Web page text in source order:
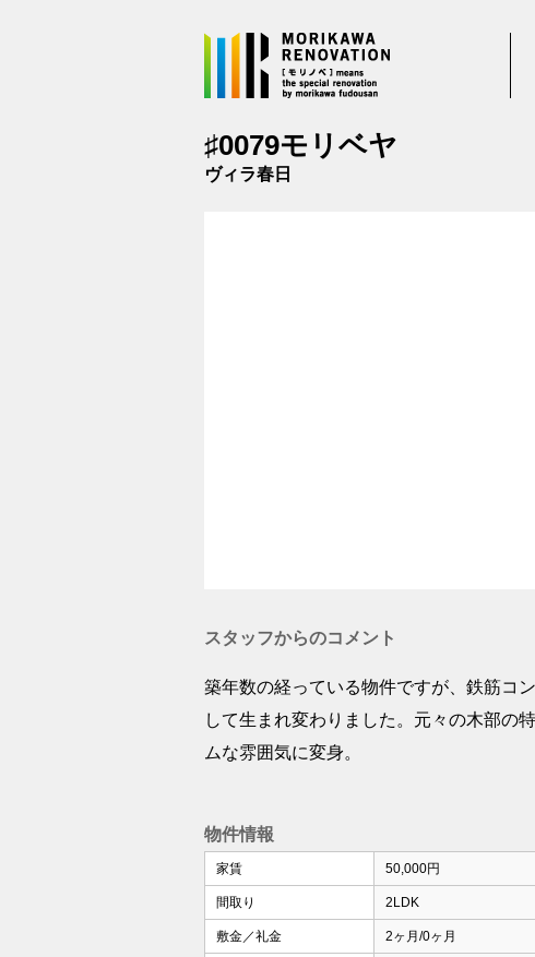
♯0079モリベヤ
ヴィラ春日
スタッフからのコメント
築年数の経っている物件ですが、鉄筋コ
して生まれ変わりました。元々の木部の
ムな雰囲気に変身。
物件情報
家賃 50,000円
間取り 2LDK
敷金／礼金 2ヶ月/0ヶ月